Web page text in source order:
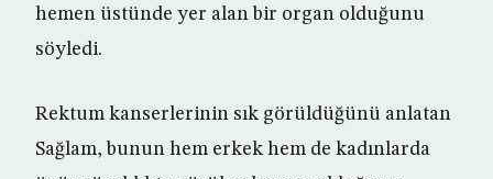
hemen üstünde yer alan bir organ olduğunu
söyledi.
Rektum kanserlerinin sık görüldüğünü anlatan
Sağlam, bunun hem erkek hem de kadınlarda